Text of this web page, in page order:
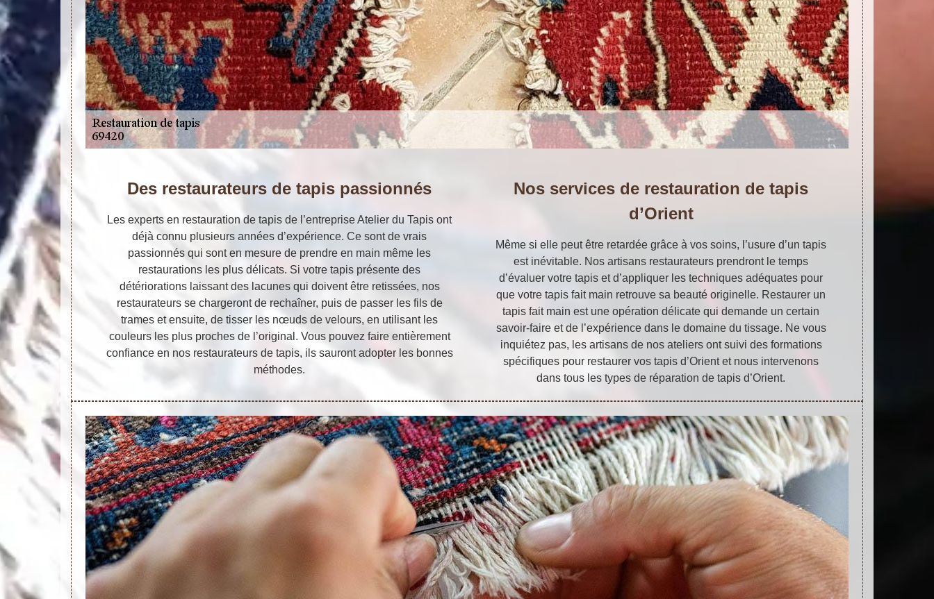
Des restaurateurs de tapis passionnés
Les experts en restauration de tapis de l’entreprise Atelier du Tapis ont
déjà connu plusieurs années d’expérience. Ce sont de vrais
passionnés qui sont en mesure de prendre en main même les
restaurations les plus délicats. Si votre tapis présente des
détériorations laissant des lacunes qui doivent être retissées, nos
restaurateurs se chargeront de rechaîner, puis de passer les fils de
trames et ensuite, de tisser les nœuds de velours, en utilisant les
couleurs les plus proches de l’original. Vous pouvez faire entièrement
confiance en nos restaurateurs de tapis, ils sauront adopter les bonnes
méthodes.
Nos services de restauration de tapis
d’Orient
Même si elle peut être retardée grâce à vos soins, l’usure d’un tapis
est inévitable. Nos artisans restaurateurs prendront le temps
d’évaluer votre tapis et d’appliquer les techniques adéquates pour
que votre tapis fait main retrouve sa beauté originelle. Restaurer un
tapis fait main est une opération délicate qui demande un certain
savoir-faire et de l’expérience dans le domaine du tissage. Ne vous
inquiétez pas, les artisans de nos ateliers ont suivi des formations
spécifiques pour restaurer vos tapis d’Orient et nous intervenons
dans tous les types de réparation de tapis d’Orient.